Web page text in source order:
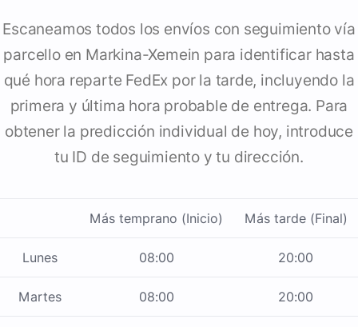
Escaneamos todos los envíos con seguimiento vía
parcello en Markina-Xemein para identificar hasta
qué hora reparte FedEx por la tarde, incluyendo la
primera y última hora probable de entrega. Para
obtener la predicción individual de hoy, introduce
tu ID de seguimiento y tu dirección.
Más temprano (Inicio) Más tarde (Final)
Lunes 08:00 20:00
Martes 08:00 20:00